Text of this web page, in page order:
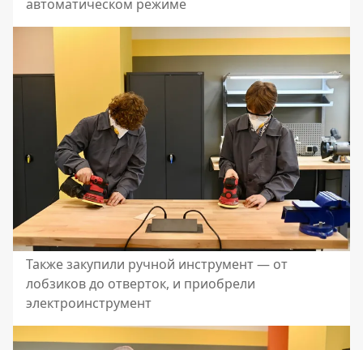
автоматическом режиме
Также закупили ручной инструмент — от
лобзиков до отверток, и приобрели
электроинструмент